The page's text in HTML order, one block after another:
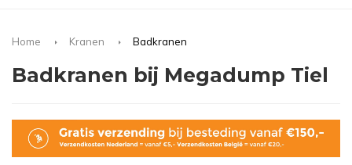
Home Kranen Badkranen
Badkranen bij Megadump Tiel